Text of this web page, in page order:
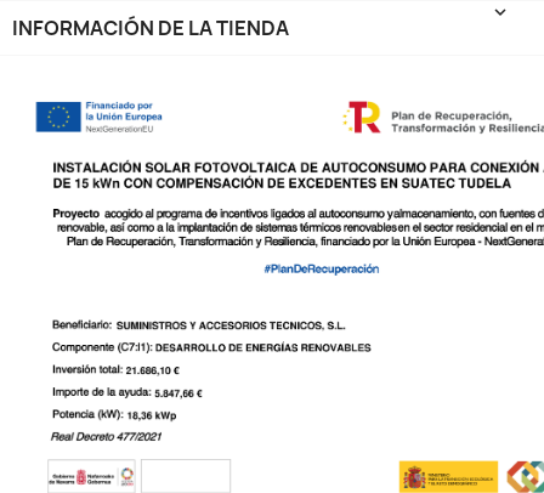
INFORMACIÓN DE LA TIENDA
keyboard_arrow_down